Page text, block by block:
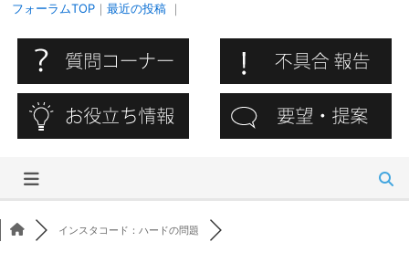
フォーラムTOP ｜ 最近の投稿 ｜
インスタコード：ハードの問題